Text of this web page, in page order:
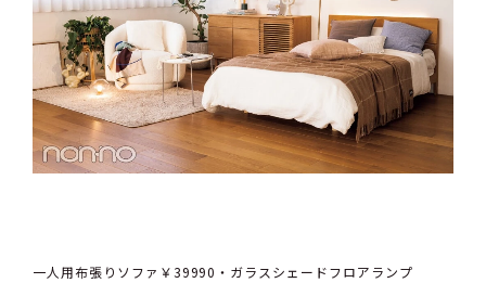
一人用布張りソファ￥39990・ガラスシェードフロアランプ